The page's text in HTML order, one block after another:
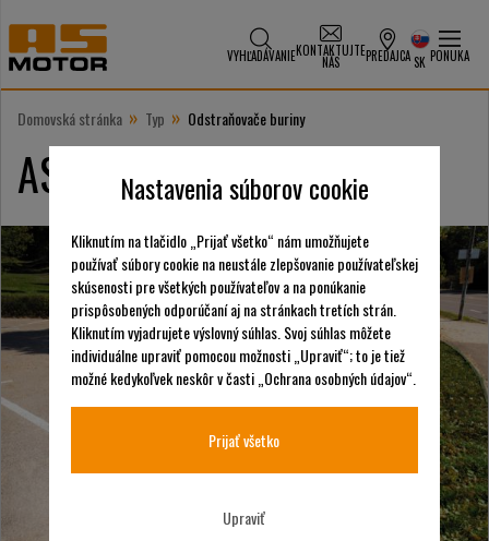
VYHĽADÁVANIEKONTAKTUJTE
NÁS PREDAJCA SK PONUKA
Domovská stránka » Typ » Odstraňovače buriny
AS-Motor Weed removers
Nastavenia súborov cookie
Kliknutím na tlačidlo „Prijať všetko“ nám umožňujete
používať súbory cookie na neustále zlepšovanie používateľskej
skúsenosti pre všetkých používateľov a na ponúkanie
prispôsobených odporúčaní aj na stránkach tretích strán.
Kliknutím vyjadrujete výslovný súhlas. Svoj súhlas môžete
individuálne upraviť pomocou možnosti „Upraviť“; to je tiež
možné kedykoľvek neskôr v časti „Ochrana osobných údajov“.
Prijať všetko
Upraviť